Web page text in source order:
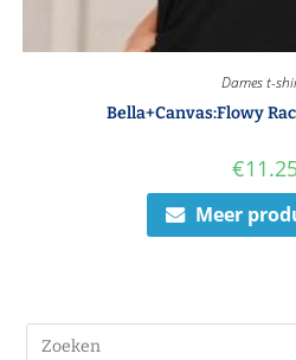
Dames t-
Bella+Canvas:Flowy
€
Meer